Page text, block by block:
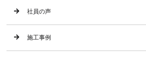
社員の声
施工事例